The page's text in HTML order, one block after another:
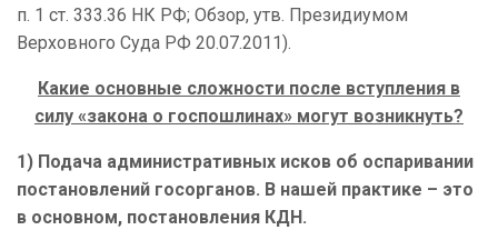
п. 1 ст. 333.36 НК РФ; Обзор, утв. Президиумом
Верховного Суда РФ 20.07.2011).
Какие основные сложности после вступления в
силу «закона о госпошлинах» могут возникнуть?
1) Подача административных исков об оспаривании
постановлений госорганов. В нашей практике – это
в основном, постановления КДН.